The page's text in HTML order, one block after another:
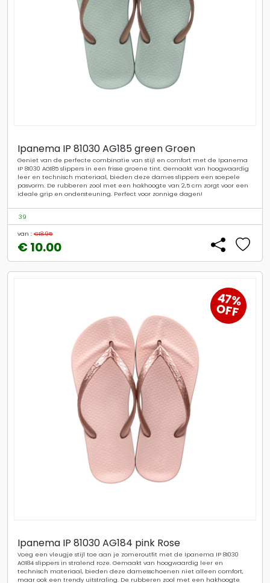
Ipanema IP 81030 AG185 green Groen
Geniet van de perfecte combinatie van stijl en comfort met de Ipanema
IP 81030 AG185 slippers in een frisse groene tint. Gemaakt van hoogwaardig
leer en technisch materiaal, bieden deze dames slippers een soepele
pasvorm. De rubberen zool met een hakhoogte van 2,5 cm zorgt voor een
ideale grip en ondersteuning. Perfect voor zonnige dagen!
39
van : €18.95
€ 10.00
47%
OFF
Ipanema IP 81030 AG184 pink Rose
Voeg een vleugje stijl toe aan je zomeroutfit met de Ipanema IP 81030
AG184 slippers in stralend roze. Gemaakt van hoogwaardig leer en
technisch materiaal, bieden deze damesschoenen niet alleen comfort,
maar ook een trendy uitstraling. De rubberen zool met een hakhoogte